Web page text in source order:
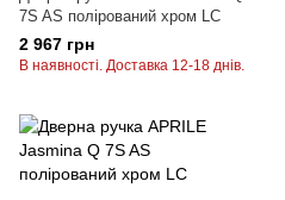
7S AS полірований хром LC
2 967 грн
В наявності. Доставка 12-18 днів.